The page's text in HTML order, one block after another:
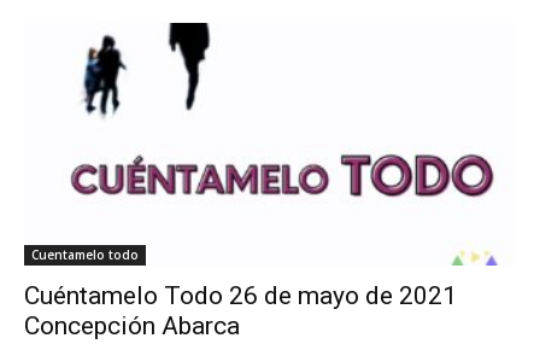
Cuentamelo todo
Cuéntamelo Todo 26 de mayo de 2021
Concepción Abarca